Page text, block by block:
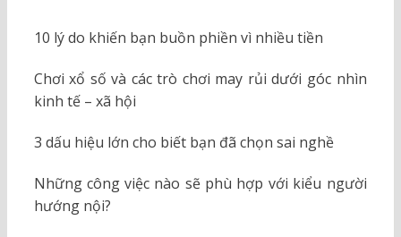
10 lý do khiến bạn buồn phiền vì nhiều tiền
Chơi xổ số và các trò chơi may rủi dưới góc nhìn
kinh tế – xã hội
3 dấu hiệu lớn cho biết bạn đã chọn sai nghề
Những công việc nào sẽ phù hợp với kiểu người
hướng nội?